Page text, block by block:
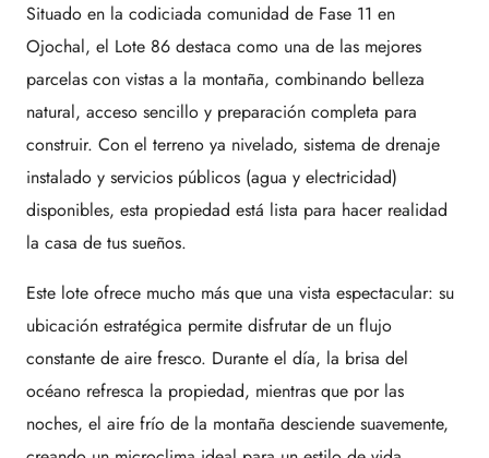
Situado en la codiciada comunidad de Fase 11 en
Ojochal, el Lote 86 destaca como una de las mejores
parcelas con vistas a la montaña, combinando belleza
natural, acceso sencillo y preparación completa para
construir. Con el terreno ya nivelado, sistema de drenaje
instalado y servicios públicos (agua y electricidad)
disponibles, esta propiedad está lista para hacer realidad
la casa de tus sueños.
Este lote ofrece mucho más que una vista espectacular: su
ubicación estratégica permite disfrutar de un flujo
constante de aire fresco. Durante el día, la brisa del
océano refresca la propiedad, mientras que por las
noches, el aire frío de la montaña desciende suavemente,